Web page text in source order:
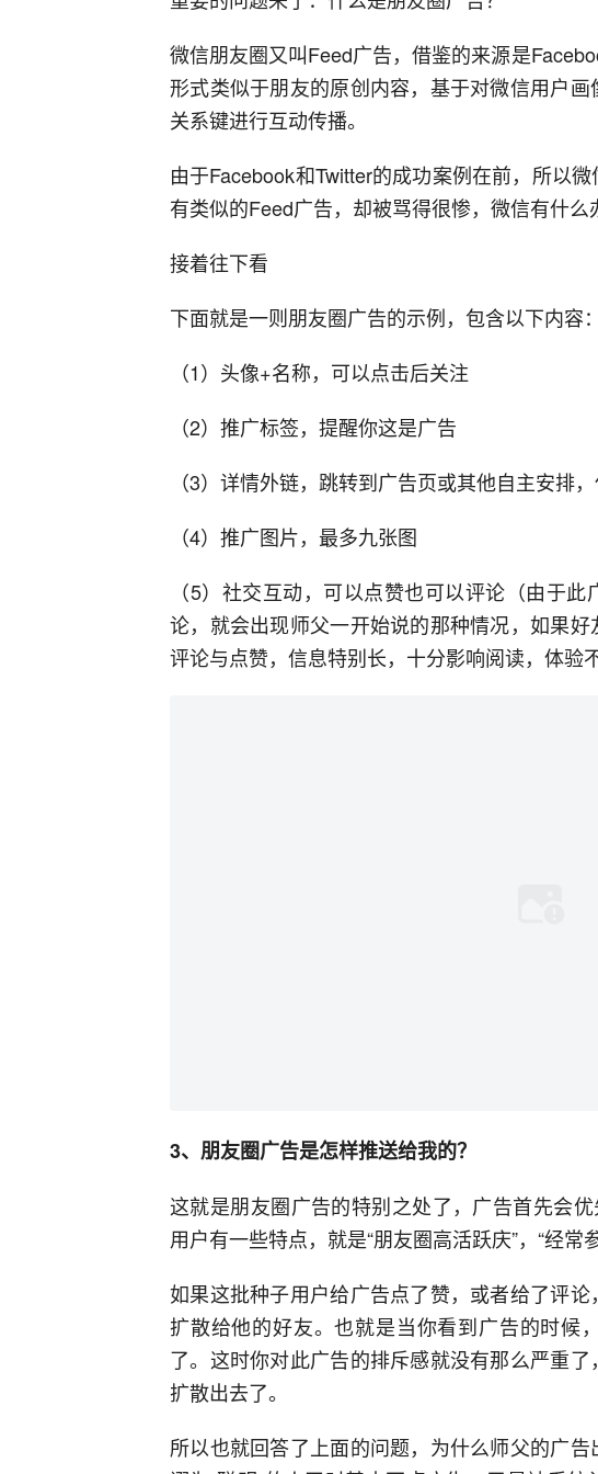
微信朋友圈又叫Feed广告，借鉴的来源是
形式类似于朋友的原创内容，基于对微信用户
关系键进行互动传播。
由于Facebook和Twitter的成功案例在前，所以
有类似的Feed广告，却被骂得很惨，微信有什么
接着往下看
下面就是一则朋友圈广告的示例，包含以下内容：
（1）头像+名称，可以点击后关注
（2）推广标签，提醒你这是广告
（3）详情外链，跳转到广告页或其他自主安排
（4）推广图片，最多九张图
（5）社交互动，可以点赞也可以评论（由于
论，就会出现师父一开始说的那种情况，如果
评论与点赞，信息特别长，十分影响阅读，体验
3、朋友圈广告是怎样推送给我的？
这就是朋友圈广告的特别之处了，广告首先会
用户有一些特点，就是“朋友圈高活跃庆”，“经常
如果这批种子用户给广告点了赞，或者给了评论
扩散给他的好友。也就是当你看到广告的时候
了。这时你对此广告的排斥感就没有那么严重
扩散出去了。
所以也就回答了上面的问题，为什么师父的广